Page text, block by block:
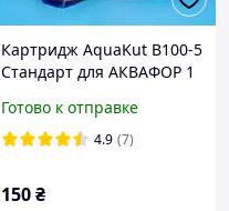
Картридж AquaKut B100-5
Стандарт для АКВАФОР 1
Готово к отправке
4.9 (7)
150₴